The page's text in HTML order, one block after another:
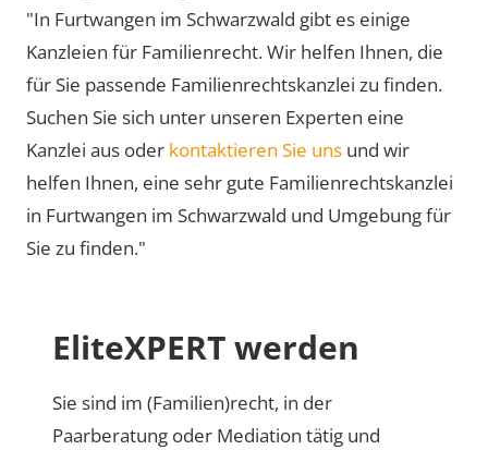
"In Furtwangen im Schwarzwald gibt es einige
Kanzleien für Familienrecht. Wir helfen Ihnen, die
für Sie passende Familienrechtskanzlei zu finden.
Suchen Sie sich unter unseren Experten eine
Kanzlei aus oder kontaktieren Sie uns und wir
helfen Ihnen, eine sehr gute Familienrechtskanzlei
in Furtwangen im Schwarzwald und Umgebung für
Sie zu finden."
EliteXPERT werden
Sie sind im (Familien)recht, in der
Paarberatung oder Mediation tätig und